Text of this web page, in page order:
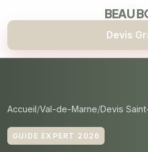
BEAU
Devis
Accueil Val-de-Marne Devis
GUIDE EXPERT 2026